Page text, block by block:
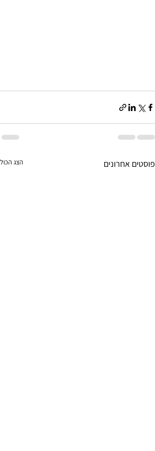
פוסטים אחרונים הצג הכול